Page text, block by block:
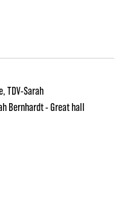
TDV-Sarah
Bernhardt - Great hall